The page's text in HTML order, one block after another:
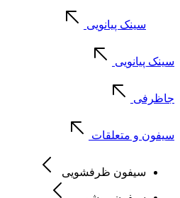
سینک پیانویی
سینک پیانویی
جاظرفی
سیفون و متعلقات
سیفون ظرفشویی